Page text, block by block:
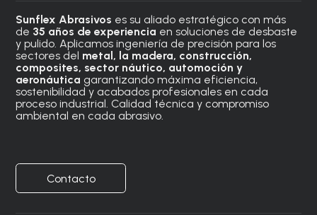
Sunflex Abrasivos es su aliado estratégico con más
de 35 años de experiencia en soluciones de desbaste
y pulido. Aplicamos ingeniería de precisión para los
sectores del metal, la madera, construcción,
composites, sector náutico, automoción y
aeronáutica garantizando máxima eficiencia,
sostenibilidad y acabados profesionales en cada
proceso industrial. Calidad técnica y compromiso
ambiental en cada abrasivo.
Contacto